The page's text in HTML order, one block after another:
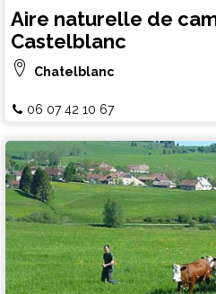
Aire naturelle de
Castelblanc
Chatelblanc
06 07 42 10 67